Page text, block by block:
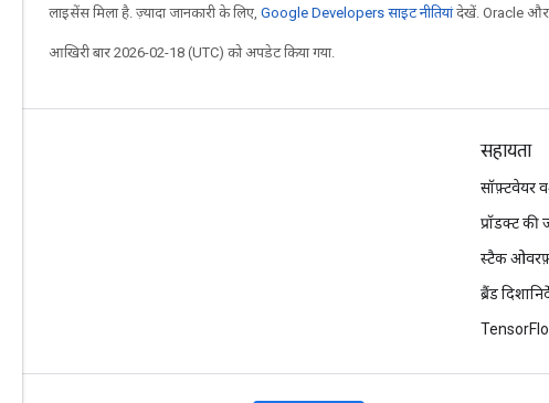
लाइसेंस मिला है. ज़्यादा जानकारी के लिए, Google Developers साइट नीतियांदेखें. Oracle और/
आखिरी बार 2026-02-18 (UTC) को अपडेट किया गया.
सहायता
सॉफ़्टवेयर
प्रॉडक्ट की
स्टैक
ब्रैंड